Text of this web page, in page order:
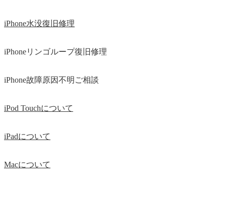
iPhone水没復旧修理
iPhoneリンゴループ復旧修理
iPhone故障原因不明ご相談
iPod Touchについて
iPadについて
Macについて